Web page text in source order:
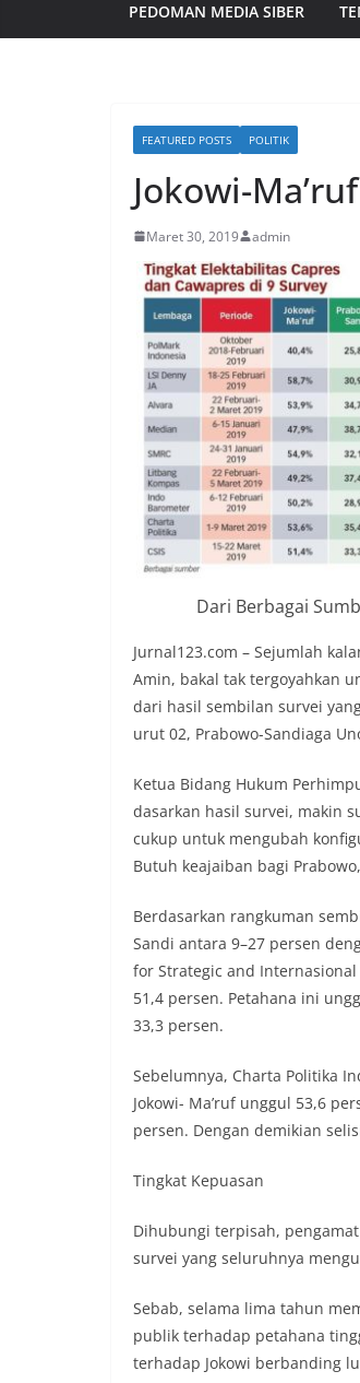
PEDOMAN MEDIA SIBER
FEATURED POSTS POLITIK
Jokowi-
Maret 30, 2019 admin
Dari Berbagai
Jurnal123.com – Sejumlah
Amin, bakal tak tergoyahkan
dari hasil sembilan survei
urut 02, Prabowo-Sandiaga
Ketua Bidang Hukum
dasarkan hasil survei, makin
cukup untuk mengubah
Butuh keajaiban bagi
Berdasarkan rangkuman
Sandi antara 9–27 persen
for Strategic and Internasional
51,4 persen. Petahana ini
33,3 persen.
Sebelumnya, Charta Politika
Jokowi- Ma’ruf unggul 53,6
persen. Dengan demi­kian
Tingkat Kepuasan
Dihubungi terpisah,
sur­vei yang seluruhnya
Sebab, selama lima tahun
publik terhadap petahana
terhadap Jokowi berbanding